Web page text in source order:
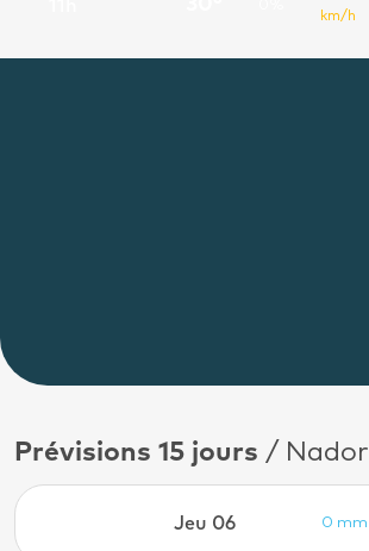
km/h
Prévisions 15 jours / Nador
Jeu 06 0 mm